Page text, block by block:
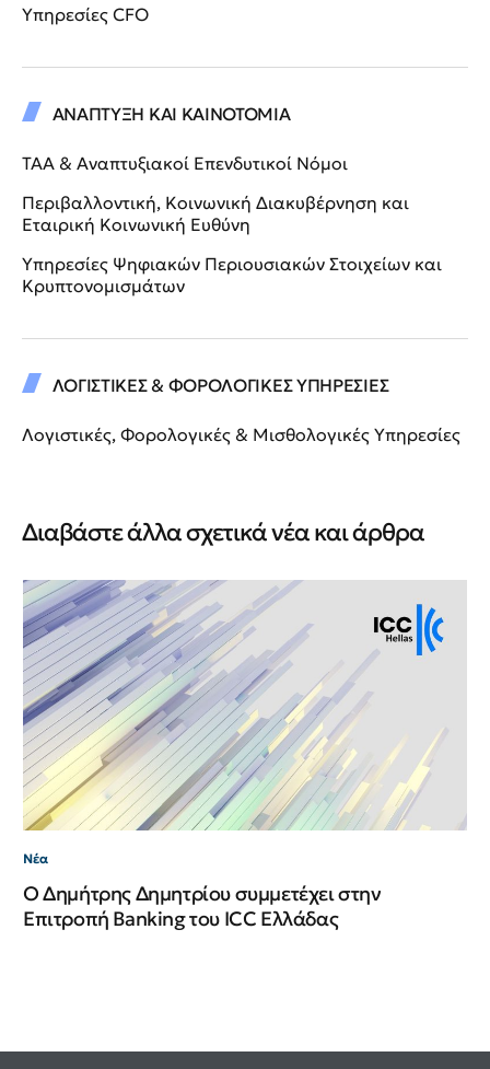
Υπηρεσίες CFO
ΑΝΑΠΤΥΞΗ ΚΑΙ ΚΑΙΝΟΤΟΜΙΑ
ΤΑΑ & Αναπτυξιακοί Επενδυτικοί Νόμοι
Περιβαλλοντική, Κοινωνική Διακυβέρνηση και
Εταιρική Κοινωνική Ευθύνη
Υπηρεσίες Ψηφιακών Περιουσιακών Στοιχείων και
Κρυπτονομισμάτων
ΛΟΓΙΣΤΙΚΕΣ & ΦΟΡΟΛΟΓΙΚΕΣ ΥΠΗΡΕΣΙΕΣ
Λογιστικές, Φορολογικές & Μισθολογικές Υπηρεσίες
Διαβάστε άλλα σχετικά νέα και άρθρα
Νέα
Ο Δημήτρης Δημητρίου συμμετέχει στην
Επιτροπή Banking του ICC Ελλάδας